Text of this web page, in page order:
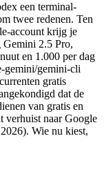
een terminal-
twee redenen. Ten
account krijg je
Gemini 2.5 Pro,
en 1.000 per dag
gemini/gemini-cli
gratis
dat de
van gratis en
verhuist naar Google
Wie nu kiest,